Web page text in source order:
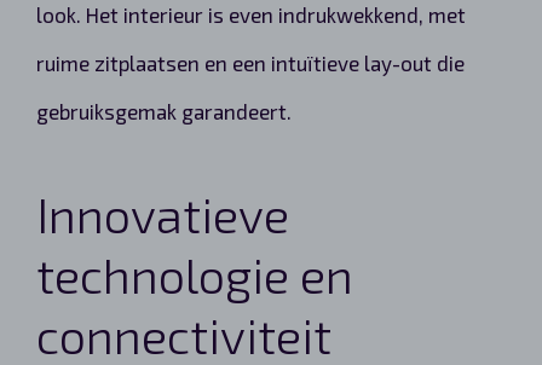
look. Het interieur is even indrukwekkend, met
ruime zitplaatsen en een intuïtieve lay-out die
gebruiksgemak garandeert.
Innovatieve
technologie en
connectiviteit